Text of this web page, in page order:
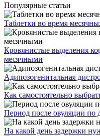
Популярные статьи
Таблетки во время
Кровянистые выделения
месячными
Адипозогенитальная
Как самостоятельно
Период после овуляции по
На какой день задержки